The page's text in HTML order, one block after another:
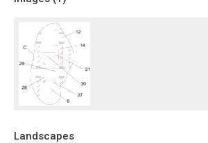
Landscapes